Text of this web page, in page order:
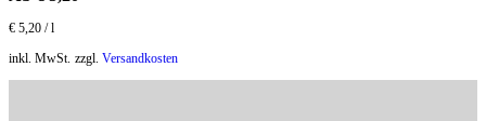
€ 5,20 /l
inkl. MwSt. zzgl. Versandkosten